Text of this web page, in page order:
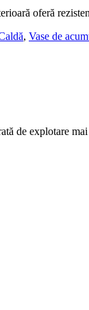
oferă
, Vase de
de explotare mai